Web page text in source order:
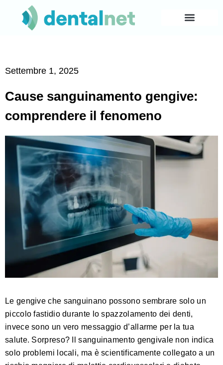
Settembre 1, 2025
Cause sanguinamento gengive:
comprendere il fenomeno
Le gengive che sanguinano possono sembrare solo un
piccolo fastidio durante lo spazzolamento dei denti,
invece sono un vero messaggio d’allarme per la tua
salute. Sorpreso? Il sanguinamento gengivale non indica
solo problemi locali, ma è scientificamente collegato a un